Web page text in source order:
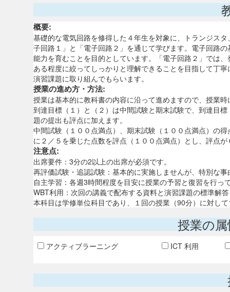
概要:
基礎的な電気回路を修得した４年生を対象に、トランジス
子回路１」と「電子回路２」を通じて学びます。電子回路
能力を育むことを目的としています。「電子回路２」では
ある程度に絞ってしっかりと理解できることを目指して丁
演習課題に取り組んでもらいます。
授業の進め方・方法:
授業は基本的に教科書の内容に沿って進めますので、授業
到達目標（１）と（２）は中間試験と期末試験で、到達目
題の提出も評点に加えます。
中間試験（１００点満点）、期末試験（１００点満点）の
に２／５を乗じた点数を評点（１００点満点）とし、評点
注意点:
出席要件：3分の2以上の出席が必須です。
再評価試験・追認試験：基本的に実施しませんが、特別な
自主学習：各週3時間程度を目安に授業の予習と復習を行っ
WBT利用：次回の講義で配布する資料と演習課題の標準解
本科目は学修単位科目であり、１回の授業（90分）に対し
授業の
アクティブラーニング ICT 利用